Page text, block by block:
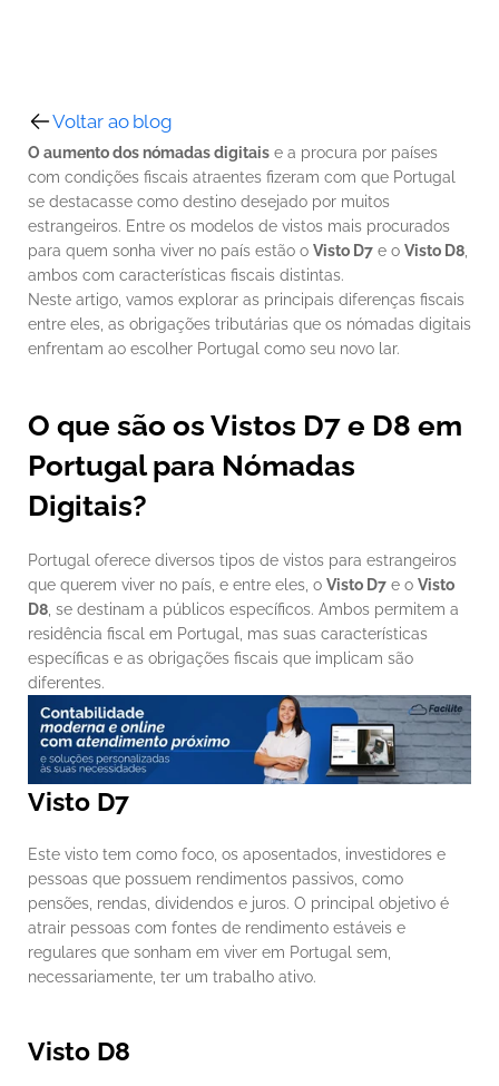
Voltar ao blog
O aumento dos nómadas digitais e a procura por países
com condições fiscais atraentes fizeram com que Portugal
se destacasse como destino desejado por muitos
estrangeiros. Entre os modelos de vistos mais procurados
para quem sonha viver no país estão o Visto D7 e o Visto D8
ambos com características fiscais distintas.
Neste artigo, vamos explorar as principais diferenças fiscais
entre eles, as obrigações tributárias que os nómadas digitais
enfrentam ao escolher Portugal como seu novo lar.
O que são os Vistos D7 e D8 em
Portugal para Nómadas
Digitais?
Portugal oferece diversos tipos de vistos para estrangeiros
que querem viver no país, e entre eles, o Visto D7 e o Visto
D8 , se destinam a públicos específicos. Ambos permitem a
residência fiscal em Portugal, mas suas características
específicas e as obrigações fiscais que implicam são
diferentes.
Visto D7
Este visto tem como foco, os aposentados, investidores e
pessoas que possuem rendimentos passivos, como
pensões, rendas, dividendos e juros. O principal objetivo é
atrair pessoas com fontes de rendimento estáveis e
regulares que sonham em viver em Portugal sem,
necessariamente, ter um trabalho ativo.
Visto D8